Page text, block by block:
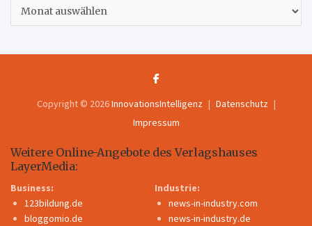
Copyright © 2026InnovationsIntelligenz
Datenschutz
Impressum
Weitere Online-Angebote des Verlagshauses
LayerMedia:
Business:
123bildung.de
bloggomio.de
Industrie:
news-in-industry.com
news-in-industry.de